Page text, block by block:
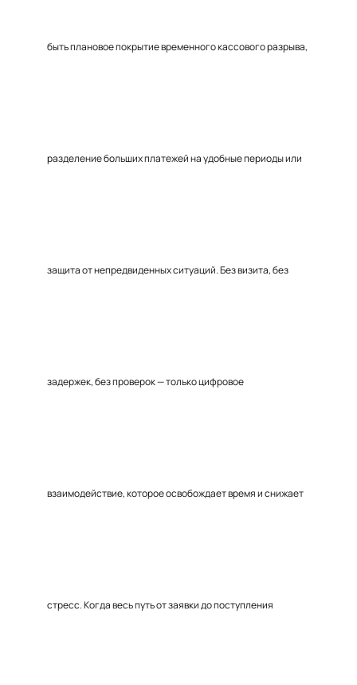
быть плановое покрытие временного кассового разрыва,
разделение больших платежей на удобные периоды или
защита от непредвиденных ситуаций. Без визита, без
задержек, без проверок — только цифровое
взаимодействие, которое освобождает время и снижает
стресс. Когда весь путь от заявки до поступления